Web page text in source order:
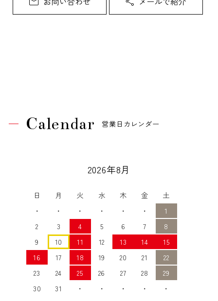
Calendar 営業日カレンダー
2026年8月
日 月 火 水 木 金
土
・
・ ・ ・ ・ ・
1
2
3 4 5 6 7
8
9
10 11 12 13 14
15
16
17 18 19 20 21
22
23
24 25 26 27 28
29
30
31 ・ ・ ・ ・ ・